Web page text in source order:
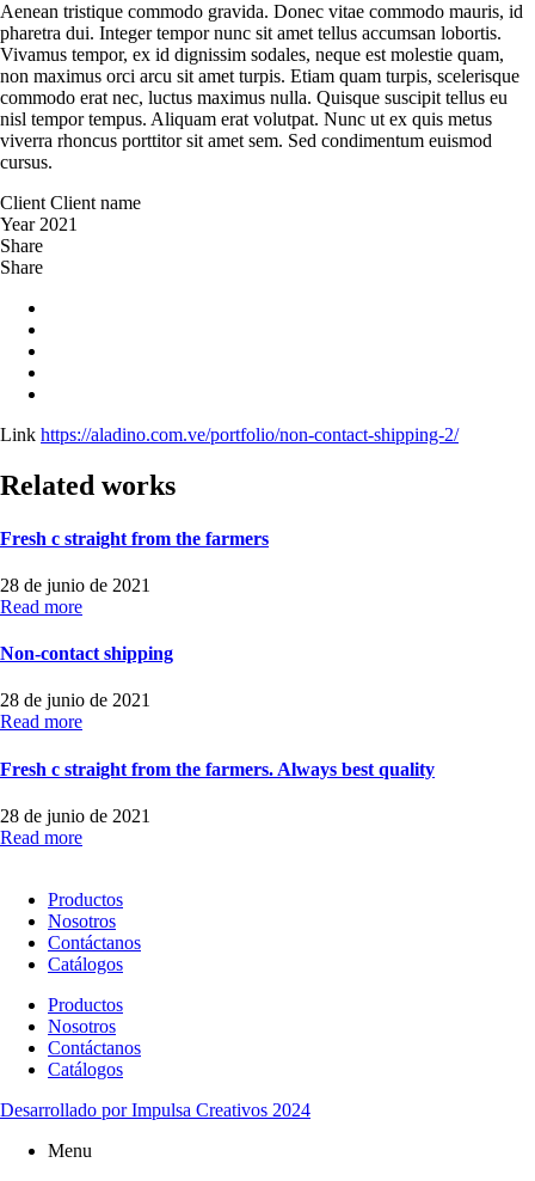
Aenean tristique commodo gravida. Donec vitae commodo mauris, id
pharetra dui. Integer tempor nunc sit amet tellus accumsan lobortis.
Vivamus tempor, ex id dignissim sodales, neque est molestie quam,
non maximus orci arcu sit amet turpis. Etiam quam turpis, scelerisque
commodo erat nec, luctus maximus nulla. Quisque suscipit tellus eu
nisl tempor tempus. Aliquam erat volutpat. Nunc ut ex quis metus
viverra rhoncus porttitor sit amet sem. Sed condimentum euismod
cursus.
Client Client name
Year 2021
Share
Share
Link https://aladino.com.ve/portfolio/non-contact-shipping-2/
Related works
Fresh c straight from the farmers
28 de junio de 2021
Read more
Non-contact shipping
28 de junio de 2021
Read more
Fresh c straight from the farmers. Always best quality
28 de junio de 2021
Read more
Productos
Nosotros
Contáctanos
Catálogos
Productos
Nosotros
Contáctanos
Catálogos
Desarrollado por Impulsa Creativos 2024
Menu